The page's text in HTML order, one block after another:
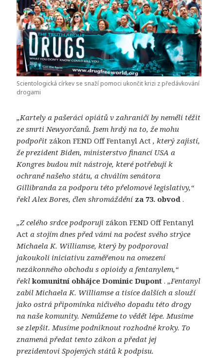
Scientologická církev se snaží pomoci ukončit krizi z předávkování
drogami
„Kartely a pašeráci opiátů v zahraničí by neměli těžit
ze smrti Newyorčanů. Jsem hrdý na to, že mohu
podpořit zákon FEND Off Fentanyl Act, který zajistí,
že prezident Biden, ministerstvo financí USA a
Kongres budou mít nástroje, které potřebují k
ochraně našeho státu, a chválím senátora
Gillibranda za podporu této přelomové legislativy,“
řekl Alex Bores, člen shromáždění za 73. obvod .
„Z celého srdce podporuji zákon FEND Off Fentanyl
Acta stojím dnes před vámi na počest svého strýce
Michaela K. Williamse, který by podporoval
jakoukoli iniciativu zaměřenou na omezení
nezákonného obchodu s opioidy a fentanylem,“
řeklkomunitní obhájce Dominic Dupont .„Fentanyl
zabil Michaela K. Williamse a tisíce dalších a slouží
jako ostrá připomínka ničivého dopadu této drogy
na naše komunity. Nemůžeme to vědět lépe. Musíme
se zlepšit. Musíme podniknout rozhodné kroky. To
znamená předat tento zákon a předat jej
prezidentovi Spojených států k podpisu.